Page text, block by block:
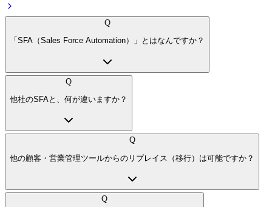
Q
「SFA（Sales Force Automation）」とはなんですか？
Q
他社のSFAと、何が違いますか？
Q
他の顧客・営業管理ツールからのリプレイス（移行）は可能ですか？
Q